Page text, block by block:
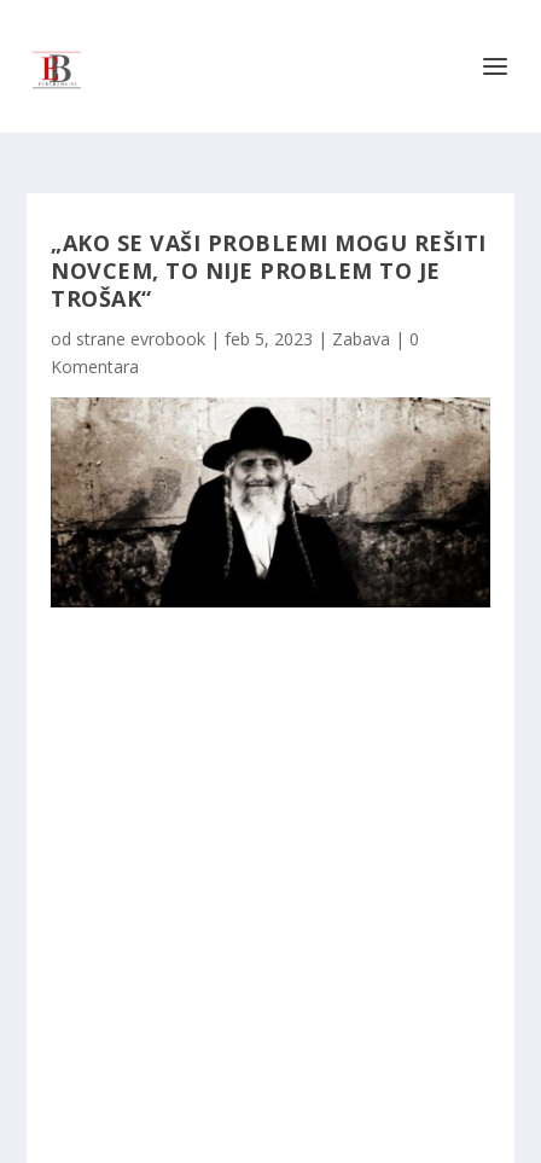
„AKO SE VAŠI PROBLEMI MOGU REŠITI
NOVCEM, TO NIJE PROBLEM TO JE
TROŠAK“
od strane evrobook |feb 5, 2023 | Zabava | 0
Komentara